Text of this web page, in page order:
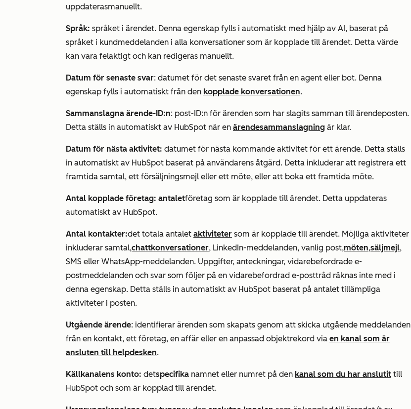
uppdaterasmanuellt.
Språk: språket i ärendet. Denna egenskap fylls i automatiskt med hjälp av AI, baserat på
språket i kundmeddelanden i alla konversationer som är kopplade till ärendet. Detta värde
kan vara felaktigt och kan redigeras manuellt.
Datum för senaste svar: datumet för det senaste svaret från en agent eller bot. Denna
egenskap fylls i automatiskt från den kopplade konversationen.
Sammanslagna ärende-ID:n: post-ID:n för ärenden som har slagits samman till ärendeposten.
Detta ställs in automatiskt av HubSpot när en ärendesammanslagning är klar.
Datum för nästa aktivitet: datumet för nästa kommande aktivitet för ett ärende. Detta ställs
in automatiskt av HubSpot baserat på användarens åtgärd. Detta inkluderar att registrera ett
framtida samtal, ett försäljningsmejl eller ett möte, eller att boka ett framtida möte.
Antal kopplade företag: antaletföretag som är kopplade till ärendet. Detta uppdateras
automatiskt av HubSpot.
Antal kontakter:det totala antalet aktiviteter som är kopplade till ärendet. Möjliga aktiviteter
inkluderar samtal,chattkonversationer, LinkedIn-meddelanden, vanlig post,möten,säljmejl,
SMS eller WhatsApp-meddelanden. Uppgifter, anteckningar, vidarebefordrade e-
postmeddelanden och svar som följer på en vidarebefordrad e-posttråd räknas inte med i
denna egenskap. Detta ställs in automatiskt av HubSpot baserat på antalet tillämpliga
aktiviteter i posten.
Utgående ärende: identifierar ärenden som skapats genom att skicka utgående meddelanden
från en kontakt, ett företag, en affär eller en anpassad objektrekord via en kanal som är
ansluten till helpdesken.
Källkanalens konto: detspecifika namnet eller numret på den kanal som du har anslutit till
HubSpot och som är kopplad till ärendet.